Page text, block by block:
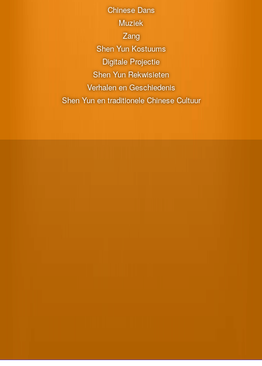
Chinese Dans
Muziek
Zang
Shen Yun Kostuums
Digitale Projectie
Shen Yun Rekwisieten
Verhalen en Geschiedenis
Shen Yun en traditionele Chinese Cultuur